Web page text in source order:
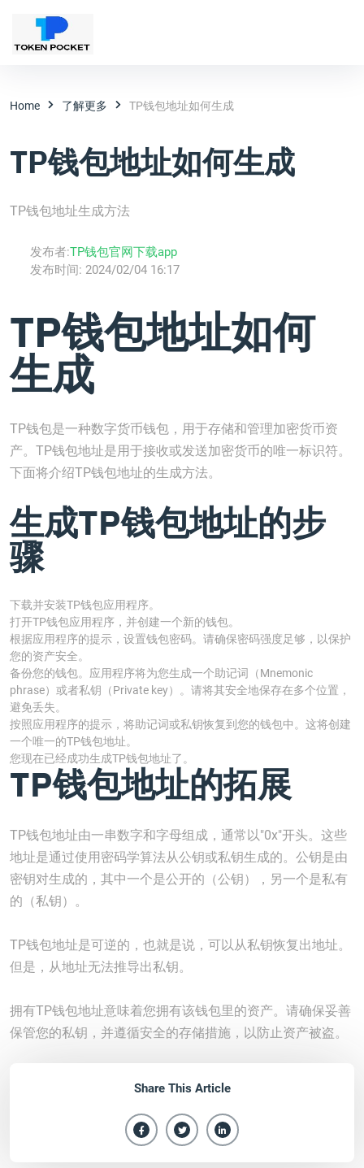
Home 了解更多 TP钱包地址如何生成
TP钱包地址如何生成
TP钱包地址生成方法
发布者:TP钱包官网下载app
发布时间: 2024/02/04 16:17
TP钱包地址如何
生成
TP钱包是一种数字货币钱包，用于存储和管理加密货币资
产。TP钱包地址是用于接收或发送加密货币的唯一标识符。
下面将介绍TP钱包地址的生成方法。
生成TP钱包地址的步
骤
下载并安装TP钱包应用程序。
打开TP钱包应用程序，并创建一个新的钱包。
根据应用程序的提示，设置钱包密码。请确保密码强度足够，以保护
您的资产安全。
备份您的钱包。应用程序将为您生成一个助记词（Mnemonic
phrase）或者私钥（Private key）。请将其安全地保存在多个位置，
避免丢失。
按照应用程序的提示，将助记词或私钥恢复到您的钱包中。这将创建
一个唯一的TP钱包地址。
您现在已经成功生成TP钱包地址了。
TP钱包地址的拓展
TP钱包地址由一串数字和字母组成，通常以"0x"开头。这些
地址是通过使用密码学算法从公钥或私钥生成的。公钥是由
密钥对生成的，其中一个是公开的（公钥），另一个是私有
的（私钥）。
TP钱包地址是可逆的，也就是说，可以从私钥恢复出地址。
但是，从地址无法推导出私钥。
拥有TP钱包地址意味着您拥有该钱包里的资产。请确保妥善
保管您的私钥，并遵循安全的存储措施，以防止资产被盗。
Share This Article